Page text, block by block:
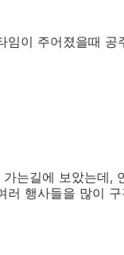
임이 주어졌을때
는길에 보았는데,
러 행사들을 많이